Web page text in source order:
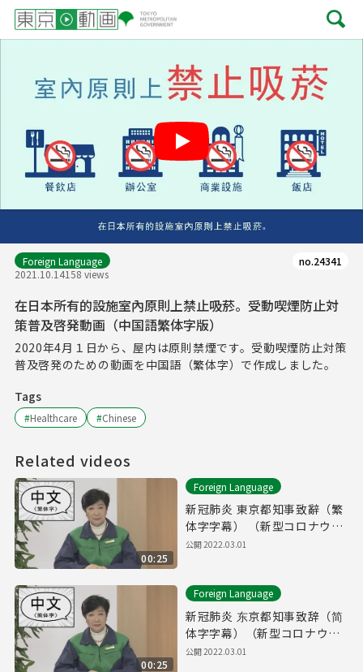
Foreign Language
2021.10.14158 views
no.24341
在日本所有的設施室內原則上禁止吸菸。受動喫煙防止対
策普及啓発動画（中国語繁体字版）
2020年4月１日から、屋内は原則禁煙です。受動喫煙防止対策
普及啓発のための動画を中国語（繁体字）で作成しました。
Tags
#Healthcare #Chinese
Related videos
00:25
Foreign Language
新冠肺炎 東京都知事致辭（繁
体字字幕） （新型コロナウイ
ルスに関する知事メッセージ
公開2022.03.01
00:25
Foreign Language
新冠肺炎 东京都知事致辞（简
体字字幕）（新型コロナウイ
ルスに関する知事メッセージ
公開2022.03.01